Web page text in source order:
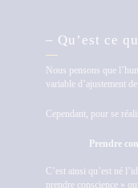
– Qu’est ce
Nous pensons que
variable d’ajustement
Cependant, pour se
Prendre
C’est ainsi qu’est né
prendre conscience »